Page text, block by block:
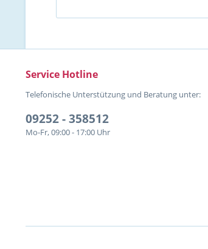
Service Hotline
Telefonische Unterstützung und Beratung unter:
09252 - 358512
Mo-Fr, 09:00 - 17:00 Uhr